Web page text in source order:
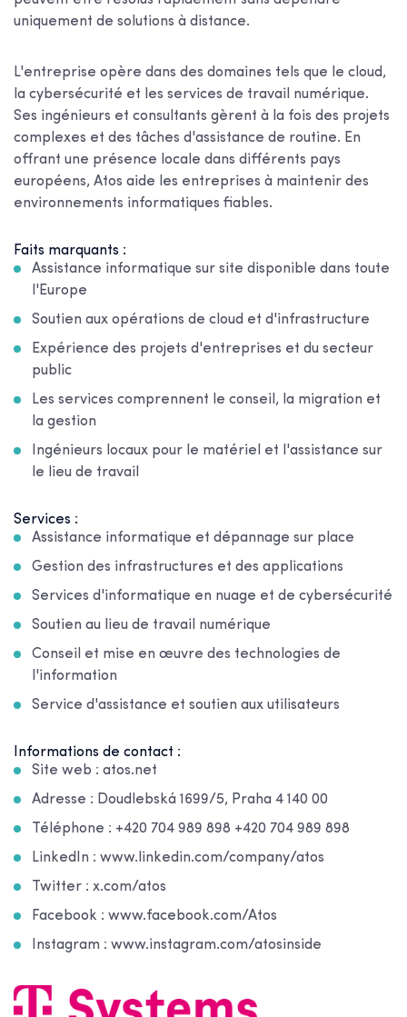
uniquement de solutions à distance.
L'entreprise opère dans des domaines tels que le cloud,
la cybersécurité et les services de travail numérique.
Ses ingénieurs et consultants gèrent à la fois des projets
complexes et des tâches d'assistance de routine. En
offrant une présence locale dans différents pays
européens, Atos aide les entreprises à maintenir des
environnements informatiques fiables.
Faits marquants :
Assistance informatique sur site disponible dans toute
l'Europe
Soutien aux opérations de cloud et d'infrastructure
Expérience des projets d'entreprises et du secteur
public
Les services comprennent le conseil, la migration et
la gestion
Ingénieurs locaux pour le matériel et l'assistance sur
le lieu de travail
Services :
Assistance informatique et dépannage sur place
Gestion des infrastructures et des applications
Services d'informatique en nuage et de cybersécurité
Soutien au lieu de travail numérique
Conseil et mise en œuvre des technologies de
l'information
Service d'assistance et soutien aux utilisateurs
Informations de contact :
Site web : atos.net
Adresse : Doudlebská 1699/5, Praha 4 140 00
Téléphone : +420 704 989 898 +420 704 989 898
LinkedIn : www.linkedin.com/company/atos
Twitter : x.com/atos
Facebook : www.facebook.com/Atos
Instagram : www.instagram.com/atosinside